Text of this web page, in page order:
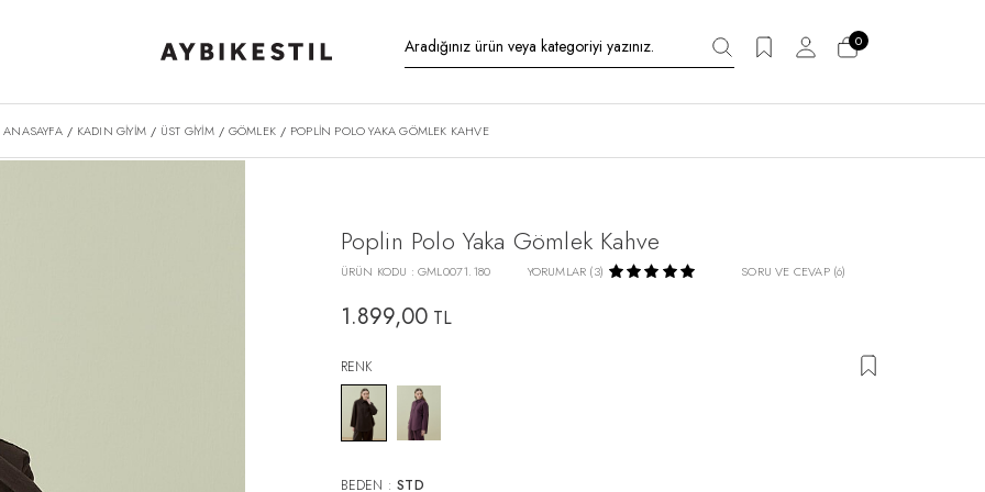
0
ANASAYFA / KADIN GİYİM / ÜST GİYİM / GÖMLEK / POPLIN POLO YAKA GÖMLEK KAHVE
Poplin Polo Yaka Gömlek Kahve
ÜRÜN KODU : GML0071.180 YORUMLAR (3) SORU VE CEVAP (6)
1.899,00TL
RENK
BEDEN :STD